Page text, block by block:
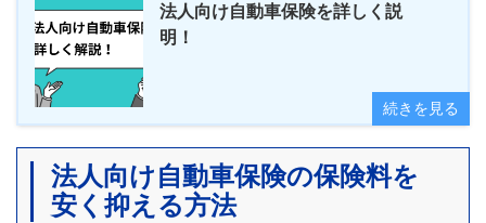
法人向け自動車保険を詳しく説
明！
続きを見る
法人向け自動車保険の保険料を
安く抑える方法